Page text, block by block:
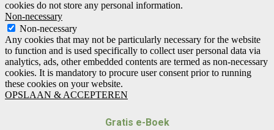
cookies do not store any personal information.
Non-necessary
Non-necessary
Any cookies that may not be particularly necessary for the website
to function and is used specifically to collect user personal data via
analytics, ads, other embedded contents are termed as non-necessary
cookies. It is mandatory to procure user consent prior to running
these cookies on your website.
OPSLAAN & ACCEPTEREN
Gratis e-Boek